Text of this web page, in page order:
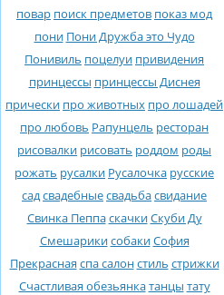
повар поиск предметов показ мод
пони Пони Дружба это Чудо
Понивиль поцелуи привидения
принцессы принцессы Диснея
прически про животных про лошадей
про любовь Рапунцель ресторан
рисовалки рисовать роддом роды
рожать русалки Русалочка русские
садсвадебныесвадьбасвидание
Свинка ПеппаскачкиСкуби Ду
СмешарикисобакиСофия
Прекрасная спа салонстиль стрижки
Счастливая обезьянкатанцы тату